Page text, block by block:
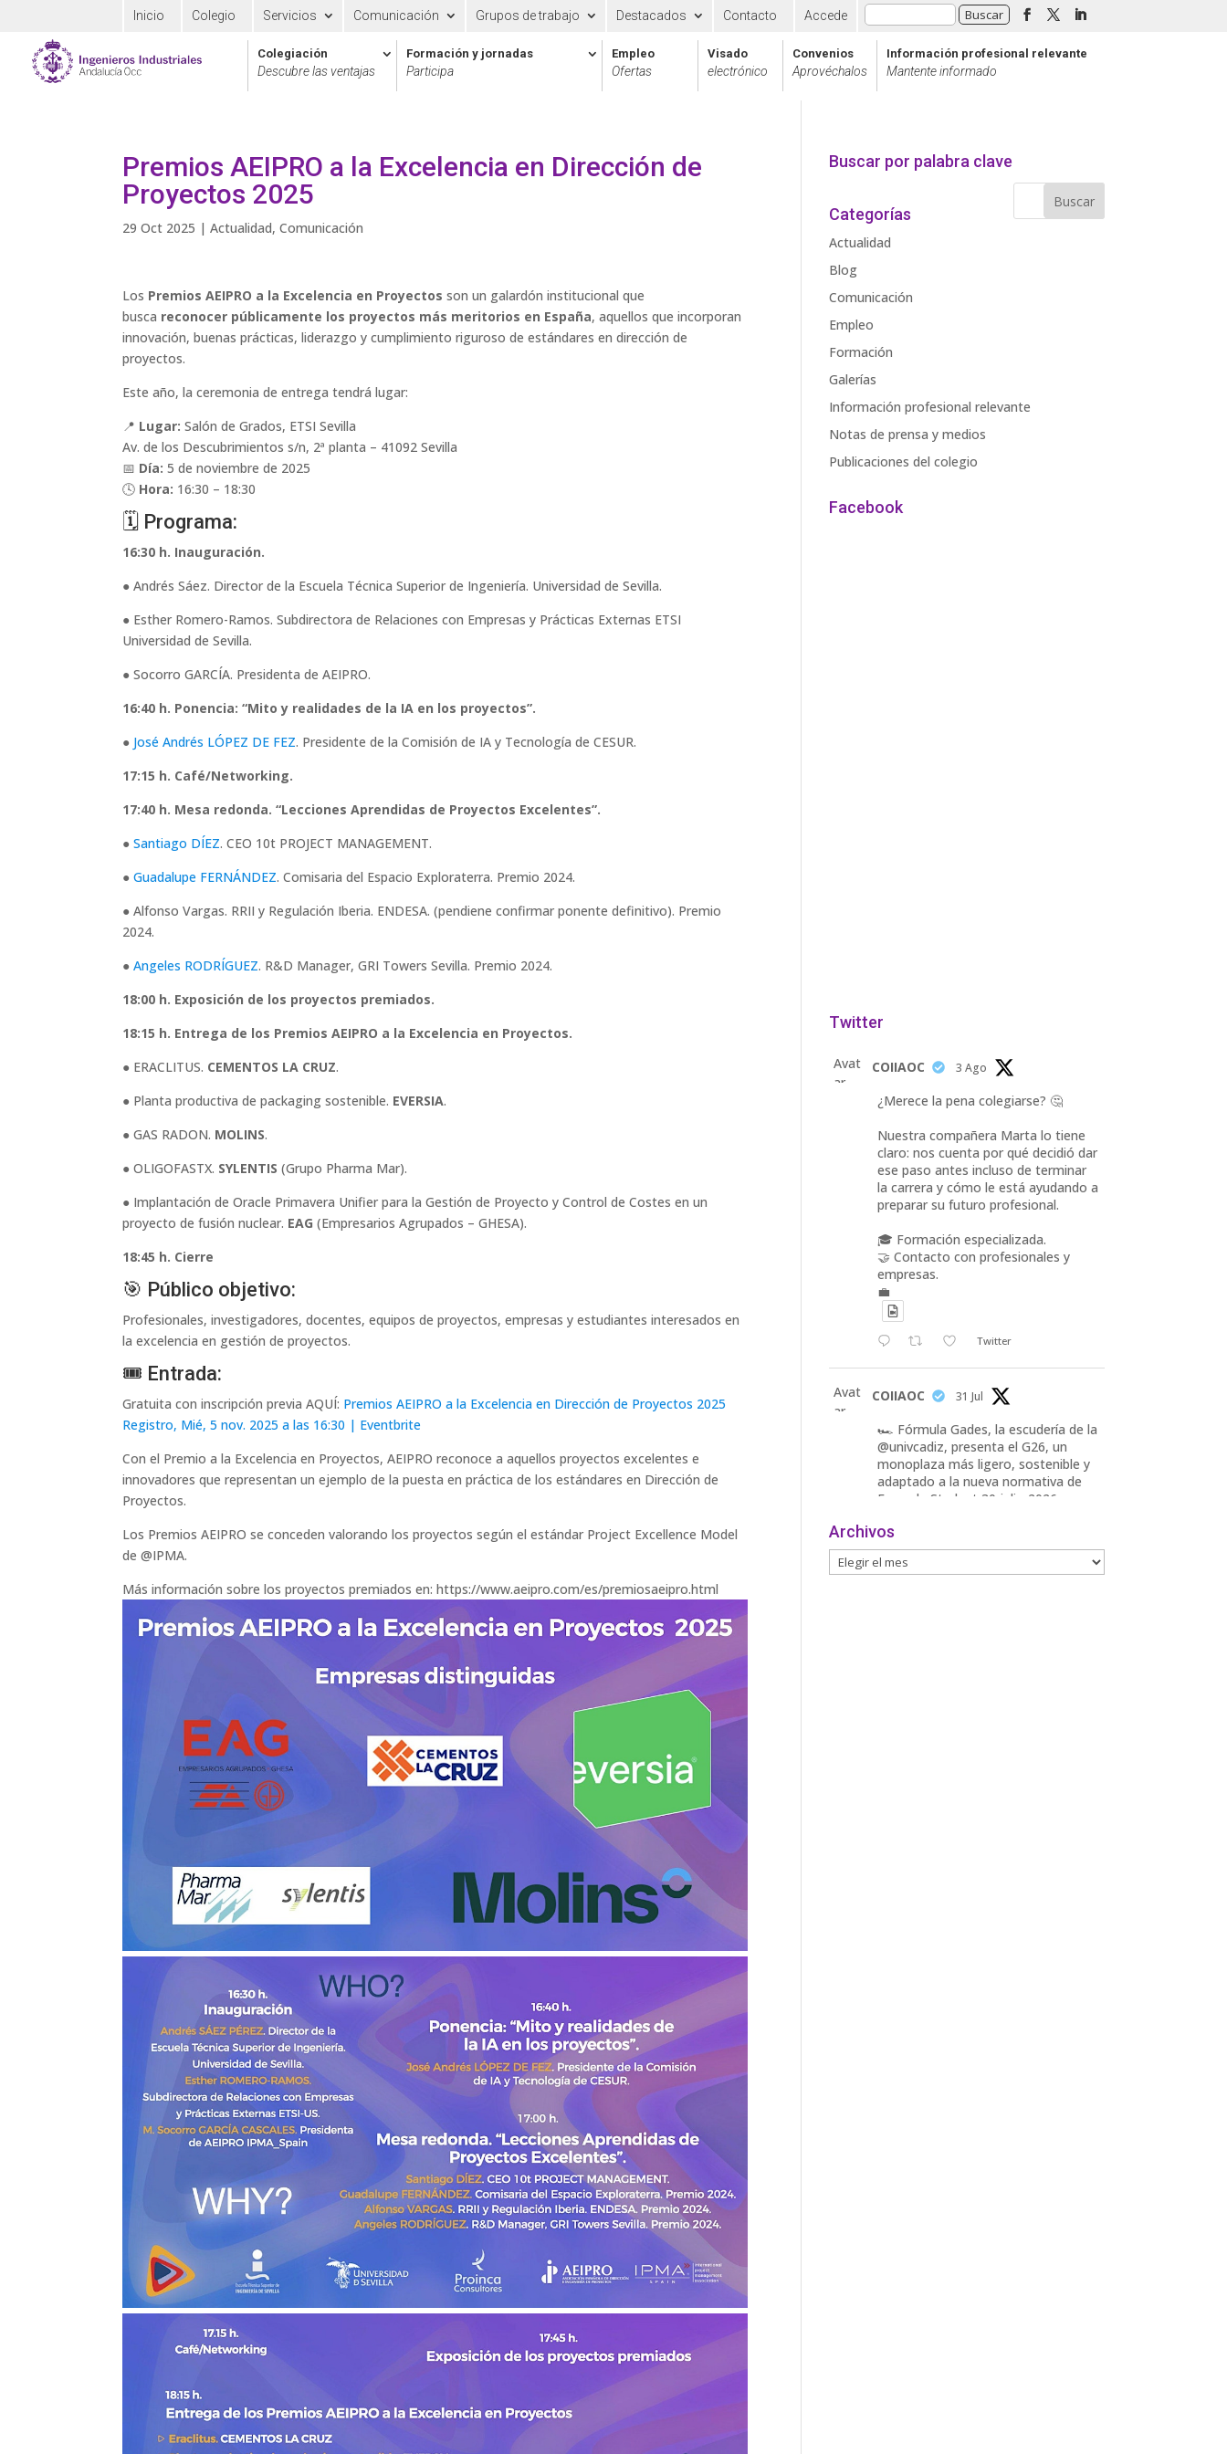
Inicio Colegio Servicios Comunicación Grupos de trabajo Destacados Contacto Accede
Colegiación
Descubre las ventajas
Formación y jornadas
Participa
Empleo
Ofertas
Visado
electrónico
Convenios
Aprovéchalos
Información profesional relevante
Mantente informado
Premios AEIPRO a la Excelencia en Dirección de
Proyectos 2025
29 Oct 2025 |Actualidad,Comunicación
Los Premios AEIPRO a la Excelencia en Proyectos son un galardón institucional que
busca reconocer públicamente los proyectos más meritorios en España, aquellos que incorporan
innovación, buenas prácticas, liderazgo y cumplimiento riguroso de estándares en dirección de
proyectos.
Este año, la ceremonia de entrega tendrá lugar:
📍 Lugar: Salón de Grados, ETSI Sevilla
Av. de los Descubrimientos s/n, 2ª planta – 41092 Sevilla
📅 Día: 5 de noviembre de 2025
🕓 Hora: 16:30 – 18:30
🗓️ Programa:
16:30 h. Inauguración.
● Andrés Sáez. Director de la Escuela Técnica Superior de Ingeniería. Universidad de Sevilla.
● Esther Romero-Ramos. Subdirectora de Relaciones con Empresas y Prácticas Externas ETSI
Universidad de Sevilla.
● Socorro GARCÍA. Presidenta de AEIPRO.
16:40 h. Ponencia: “Mito y realidades de la IA en los proyectos”.
● José Andrés LÓPEZ DE FEZ. Presidente de la Comisión de IA y Tecnología de CESUR.
17:15 h. Café/Networking.
17:40 h. Mesa redonda. “Lecciones Aprendidas de Proyectos Excelentes”.
●Santiago DÍEZ. CEO 10t PROJECT MANAGEMENT.
●Guadalupe FERNÁNDEZ. Comisaria del Espacio Exploraterra. Premio 2024.
● Alfonso Vargas. RRII y Regulación Iberia. ENDESA. (pendiene confirmar ponente definitivo). Premio
2024.
●Angeles RODRÍGUEZ. R&D Manager, GRI Towers Sevilla. Premio 2024.
18:00 h. Exposición de los proyectos premiados.
18:15 h. Entrega de los Premios AEIPRO a la Excelencia en Proyectos.
● ERACLITUS. CEMENTOS LA CRUZ.
● Planta productiva de packaging sostenible. EVERSIA.
● GAS RADON. MOLINS.
● OLIGOFASTX. SYLENTIS(Grupo Pharma Mar).
● Implantación de Oracle Primavera Unifier para la Gestión de Proyecto y Control de Costes en un
proyecto de fusión nuclear. EAG (Empresarios Agrupados – GHESA).
18:45 h. Cierre
🎯 Público objetivo:
Profesionales, investigadores, docentes, equipos de proyectos, empresas y estudiantes interesados en
la excelencia en gestión de proyectos.
🎟️ Entrada:
Gratuita con inscripción previa AQUÍ: Premios AEIPRO a la Excelencia en Dirección de Proyectos 2025
Registro, Mié, 5 nov. 2025 a las 16:30 | Eventbrite
Con el Premio a la Excelencia en Proyectos, AEIPRO reconoce a aquellos proyectos excelentes e
innovadores que representan un ejemplo de la puesta en práctica de los estándares en Dirección de
Proyectos.
Los Premios AEIPRO se conceden valorando los proyectos según el estándar Project Excellence Model
de @IPMA.
Más información sobre los proyectos premiados en: https://www.aeipro.com/es/premiosaeipro.html
Buscar por palabra clave
Categorías
Actualidad
Blog
Comunicación
Empleo
Formación
Galerías
Información profesional relevante
Notas de prensa y medios
Publicaciones del colegio
Facebook
Twitter
Avat
ar
COIIAOC 3 Ago
¿Merece la pena colegiarse? 🤔
Nuestra compañera Marta lo tiene
claro: nos cuenta por qué decidió dar
ese paso antes incluso de terminar
la carrera y cómo le está ayudando a
preparar su futuro profesional.
🎓 Formación especializada.
🤝 Contacto con profesionales y
empresas.
💼
Twitter
Avat
ar
COIIAOC 31 Jul
🏎️ Fórmula Gades, la escudería de la
@univcadiz, presenta el G26, un
monoplaza más ligero, sostenible y
adaptado a la nueva normativa de
Formula Student 30 julio 2026.
En la presentación, que tuvo lugar
este miércoles, estuvieron presentes
María Luisa Bea, Presidenta
Archivos